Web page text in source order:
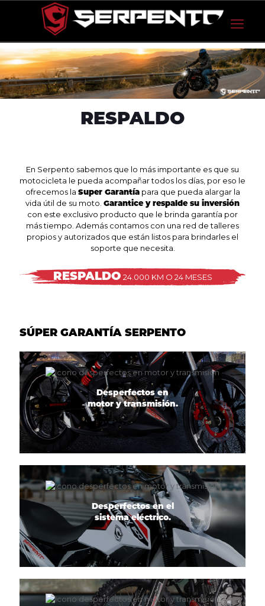
RESPALDO
En Serpento sabemos que lo más importante es que su
motocicleta le pueda acompañar todos los días, por eso le
ofrecemos la Super Garantíapara que pueda alargar la
vida útil de su moto. Garantice y respalde su inversión
con este exclusivo producto que le brinda garantía por
más tiempo. Además contamos con una red de talleres
propios y autorizados que están listos para brindarles el
soporte que necesita.
RESPALDO 24.000 KM O 24 MESES
SÚPER GARANTÍA SERPENTO
Desperfectos en
motor y transmisión.
Desperfectos en el
sistema eléctrico.